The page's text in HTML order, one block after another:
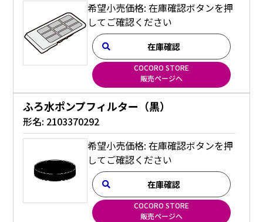
希望小売価格: 在庫確認ボタンを押
してご確認ください
在庫確認
COCORO STORE
販売ページへ
ふろ水ポンプフィルター（黒）
形名: 2103370292
希望小売価格: 在庫確認ボタンを押
してご確認ください
在庫確認
COCORO STORE
販売ページへ